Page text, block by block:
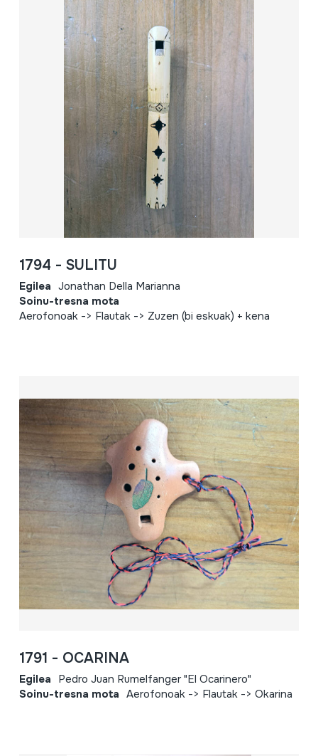
1794 - SULITU
Egilea Jonathan Della Marianna
Soinu-tresna mota
Aerofonoak -> Flautak -> Zuzen (bi eskuak) + kena
1791 - OCARINA
Egilea Pedro Juan Rumelfanger "El Ocarinero"
Soinu-tresna mota Aerofonoak -> Flautak -> Okarina